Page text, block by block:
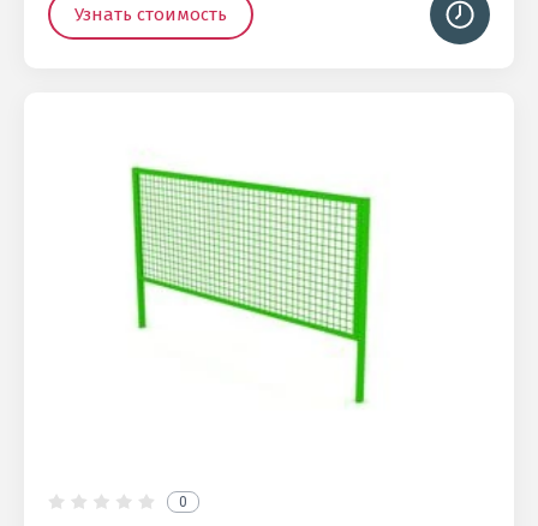
Узнать стоимость
0